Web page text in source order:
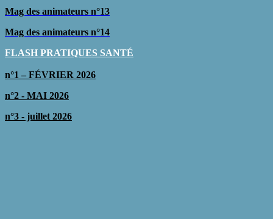
Mag des animateurs n°13
Mag des animateurs n°14
FLASH PRATIQUES SANTÉ
n°1 – FÉVRIER 2026
n°2 - MAI 2026
n°3 - juillet 2026